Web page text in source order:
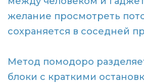
желание просмотреть
сохраняется в соседней
Метод помодоро
блоки с краткими